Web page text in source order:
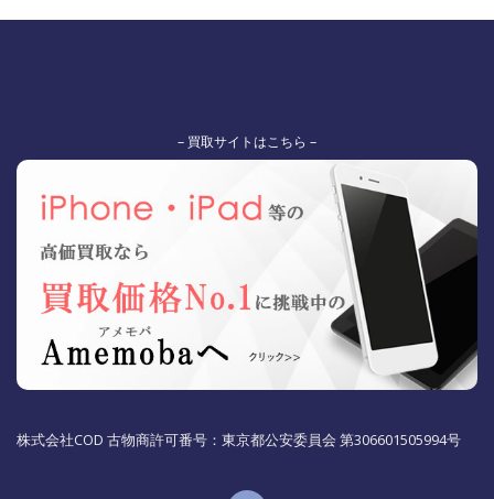
– 買取サイトはこちら –
株式会社COD 古物商許可番号：東京都公安委員会 第306601505994号